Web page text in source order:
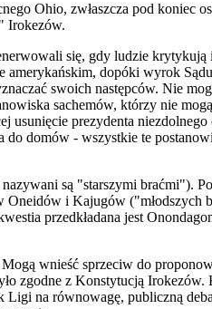
Ohio, zwłaszcza pod koniec
Irokezów.
się, gdy ludzie
amerykańskim, dopóki wyrok
swoich następców. Nie
sachemów, którzy nie
prezydenta niezdolnego
do domów - wszystkie te
są "starszymi braćmi").
Oneidów i Kajugów ("młodszych
przedkładana jest
wnieść sprzeciw do
zgodne z Konstytucją
Ligi na równowagę, publiczną